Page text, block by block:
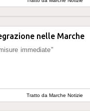
nelle Marche
immediate"
Tratto da Marche Notizie